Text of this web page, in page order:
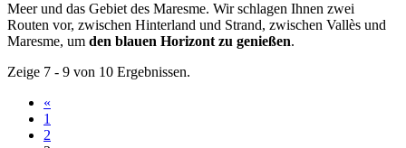
Meer und das Gebiet des Maresme. Wir schlagen Ihnen zwei
Routen vor, zwischen Hinterland und Strand, zwischen Vallès und
Maresme, um den blauen Horizont zu genießen.
Zeige 7 - 9 von 10 Ergebnissen.
«
1
2